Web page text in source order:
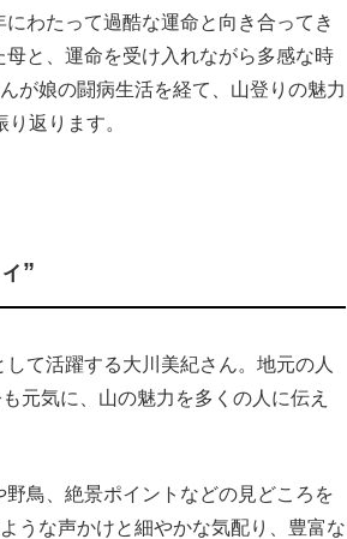
わたって過酷な運命と向き合ってき
と、運命を受け入れながら多感な時
が娘の闘病生活を経て、山登りの魅力
返ります。
”
て活躍する大川美紀さん。地元の人
元気に、山の魅力を多くの人に伝え
鳥、絶景ポイントなどの見どころを
うな声かけと細やかな気配り、豊富な